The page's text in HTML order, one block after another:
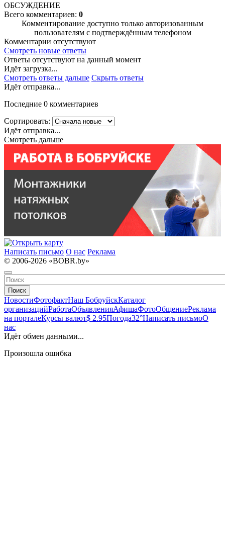
ОБСУЖДЕНИЕ
Всего комментариев: 0
Комментирование доступно только авторизованным
пользователям с подтверждённым телефоном
Комментарии отсутствуют
Смотреть новые ответы
Ответы отсутствуют на данный момент
Идёт загрузка...
Смотреть ответы дальше Скрыть ответы
Идёт отправка...
Последние 0 комментариев
Сортировать:
Идёт отправка...
Смотреть дальше
Написать письмо О нас Реклама
© 2006-2026 «BOBR.by»
Поиск
НовостиФотофактНаш БобруйскКаталог
организацийРаботаОбъявленияАфишаФотоОбщениеРеклама
на порталеКурсы валют$ 2.95Погода32°Написать письмоО
нас
Идёт обмен данными...
Произошла ошибка